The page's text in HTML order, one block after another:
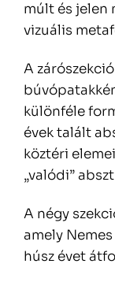
múlt és jelen
vizuális
A
különféle
évek talált
köztéri
„valódi”
A négy
amely
húsz évet